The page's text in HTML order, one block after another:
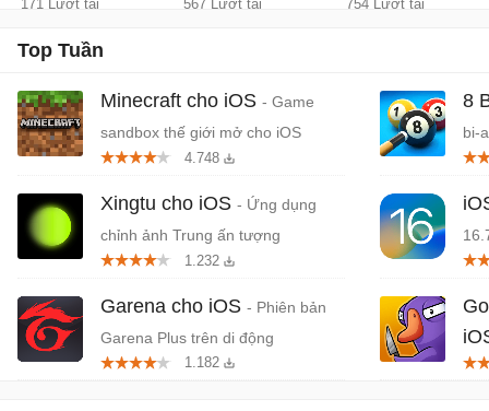
171 Lượt tải 567 Lượt tải 754 Lượt tải
Top Tuần
Minecraft cho iOS - Game
sandbox thế giới mở cho iOS
4.748
Xingtu cho iOS - Ứng dụng
chỉnh ảnh Trung ấn tượng
1.232
Garena cho iOS - Phiên bản
Garena Plus trên di động
1.182
8
bi-